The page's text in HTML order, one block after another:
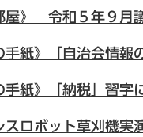
屋》 令和５年９
手紙》「自治会情報
手紙》「納税」習字
スロボット草刈機実